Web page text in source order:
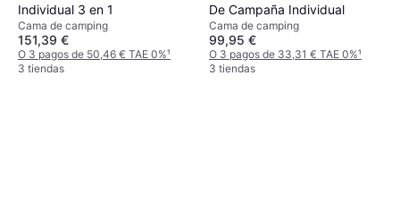
Individual 3 en 1
Cama de camping
151,39 €
O 3 pagos de 50,46 € TAE 0%¹
3 tiendas
De Campaña Individual
Cama de camping
99,95 €
O 3 pagos de 33,31 € TAE 0%¹
3 tiendas